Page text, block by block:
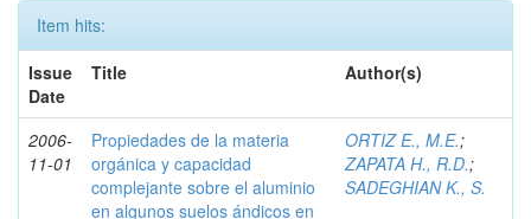
Item hits:
Issue
Date
Title Author(s)
2006-
11-01
Propiedades de la materia
orgánica y capacidad
complejante sobre el aluminio
en algunos suelos ándicos en
ORTIZ E., M.E.;
ZAPATA H., R.D.;
SADEGHIAN K., S.